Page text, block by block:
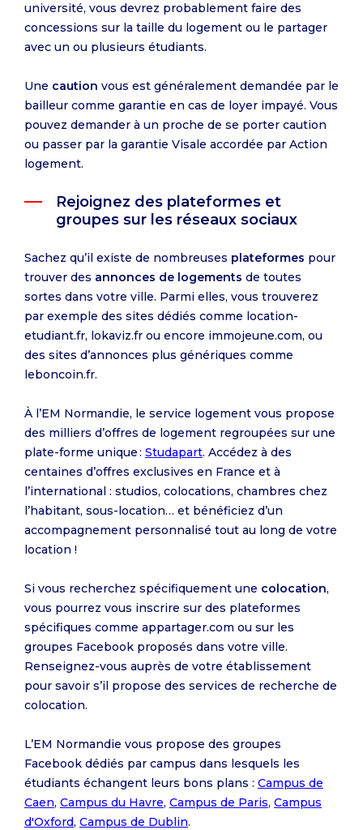
université, vous devrez probablement faire des
concessions sur la taille du logement ou le partager
avec un ou plusieurs étudiants.
Une caution vous est généralement demandée par le
bailleur comme garantie en cas de loyer impayé. Vous
pouvez demander à un proche de se porter caution
ou passer par la garantie Visale accordée par Action
logement.
Rejoignez des plateformes et
groupes sur les réseaux sociaux
Sachez qu’il existe de nombreuses plateformes pour
trouver des annonces de logements de toutes
sortes dans votre ville. Parmi elles, vous trouverez
par exemple des sites dédiés comme location-
etudiant.fr, lokaviz.fr ou encore immojeune.com, ou
des sites d’annonces plus génériques comme
leboncoin.fr.
À l’EM Normandie, le service logement vous propose
des milliers d’offres de logement regroupées sur une
plate-forme unique : Studapart. Accédez à des
centaines d’offres exclusives en France et à
l’international : studios, colocations, chambres chez
l’habitant, sous-location… et bénéficiez d’un
accompagnement personnalisé tout au long de votre
location !
Si vous recherchez spécifiquement une colocation,
vous pourrez vous inscrire sur des plateformes
spécifiques comme appartager.com ou sur les
groupes Facebook proposés dans votre ville.
Renseignez-vous auprès de votre établissement
pour savoir s’il propose des services de recherche de
colocation.
L’EM Normandie vous propose des groupes
Facebook dédiés par campus dans lesquels les
étudiants échangent leurs bons plans : Campus de
Caen, Campus du Havre, Campus de Paris, Campus
d'Oxford, Campus de Dublin.